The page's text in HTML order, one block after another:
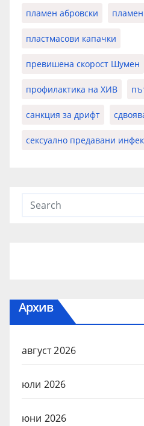
пламен абровски
пластмасови капачки
превишена скорост Шумен
профилактика на ХИВ
санкция за дрифт
сексуално предавани
Архив
август 2026
юли 2026
юни 2026